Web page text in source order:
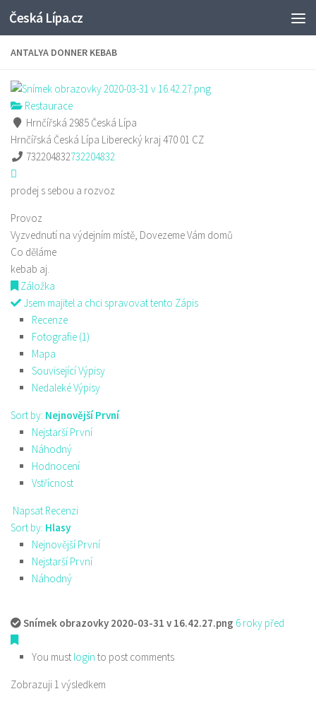
Skip to content
Česká Lípa.cz
ANTALYA DONNER KEBAB
Restaurace
Hrnčířská 2985 Česká Lípa
Hrnčířská Česká Lípa Liberecký kraj470 01 CZ
732204832732204832
prodej s sebou a rozvoz
Provoz
Vyzvednutí na výdejním místě, Dovezeme Vám domů
Co děláme
kebab aj.
Záložka
Jsem majitel a chci spravovat tento Zápis
Recenze
Fotografie (1)
Mapa
Související Výpisy
Nedaleké Výpisy
Sort by: Nejnovější První
Nejstarší První
Náhodný
Hodnocení
Vstřícnost
Napsat Recenzi
Sort by: Hlasy
Nejnovější První
Nejstarší První
Náhodný
Snímek obrazovky 2020-03-31 v 16.42.27.png 6 roky před
You must login to post comments
Zobrazuji 1 výsledkem